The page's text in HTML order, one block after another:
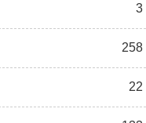
3
258
22